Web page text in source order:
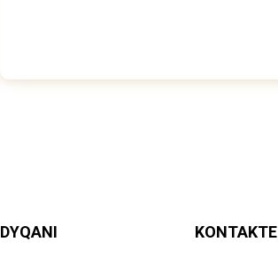
DYQANI KONTAKTE